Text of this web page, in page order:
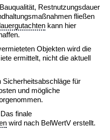
Restnutzungsdauer
fließen
kann hier
Objekten wird die
ermittelt, nicht die aktuell
Sicherheitsabschläge für
und mögliche
finale
wird nach BelWertV erstellt.